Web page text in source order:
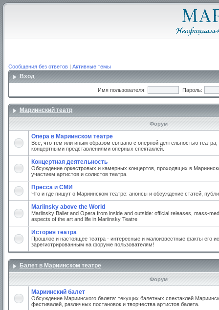
Сообщения без ответов | Активные темы
Вход
Имя пользователя: Пароль:
Мариинский театр
Форум
Опера в Мариинском театре
Все, что тем или иным образом связано с оперной деятельностью
концертными представлениями оперных спектаклей.
Концертная деятельность
Обсуждение оркестровых и камерных концертов, проходящих в
участием артистов и солистов театра.
Пресса и СМИ
Что и где пишут о Мариинском театре: анонсы и обсуждение статей,
Mariinsky above the World
Mariinsky Ballet and Opera from inside and outside: official releases, mass-
aspects of the art and life in Mariinsky Teatre
История театра
Прошлое и настоящее театра - интересные и малоизвестные факты его
зарегистрированным на форуме пользователям!
Балет в Мариинском театре
Форум
Мариинский балет
Обсуждение Мариинского балета: текущих балетных спектаклей
фестивалей, различных постановок и творчества артистов балета.